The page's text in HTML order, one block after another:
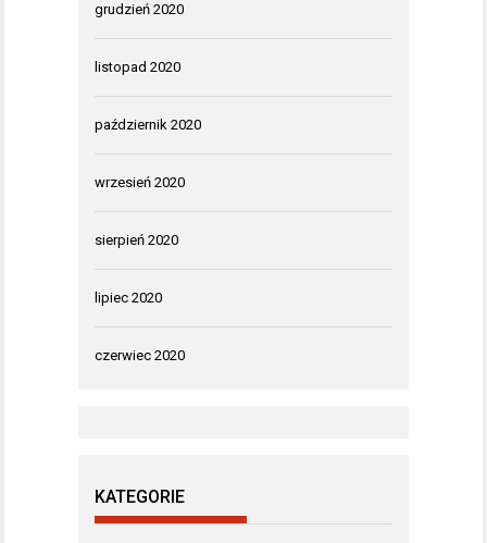
grudzień 2020
listopad 2020
październik 2020
wrzesień 2020
sierpień 2020
lipiec 2020
czerwiec 2020
KATEGORIE